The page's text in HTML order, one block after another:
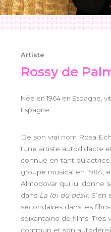
Artiste
Rossy de
Née en 1964 en Espagne,
Espagne.
De son vrai nom Rosa
tune artiste autodidacte
connue en tant
groupe musical en 1984,
Almodovar qui lui donne
dans La loi du désir.
secondaires dans les
soixantaine de films. Très
commun et son